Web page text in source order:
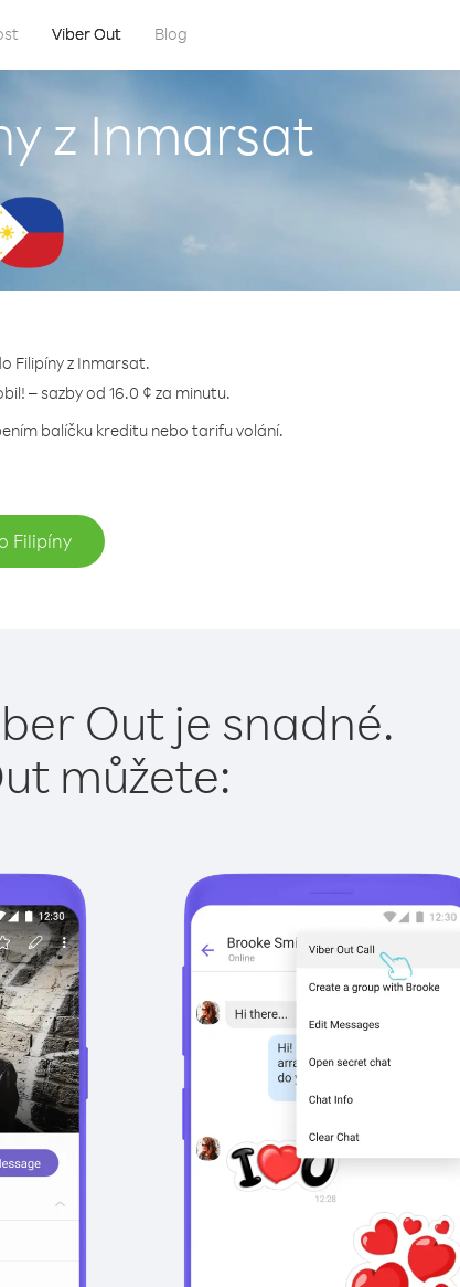
Viber Out Blog
z Inmarsat
Filipíny z Inmarsat.
– sazby od 16.0 ¢ za minutu.
balíčku kreditu nebo tarifu volání.
Filipíny
Out je snadné.
můžete: